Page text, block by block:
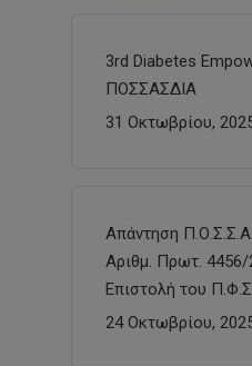
3rd Diabetes
ΠΟΣΣΑΣΔΙΑ
31 Οκτωβρίου,
Απάντηση
Αριθμ. Πρωτ.
Επιστολή του Π.Φ.Σ.
24 Οκτωβρίου,